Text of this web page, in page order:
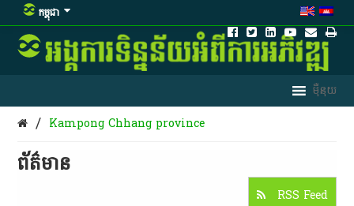
កម្ពុជា
/ Kampong Chhang province
ព័ត៌មាន​
RSS Feed